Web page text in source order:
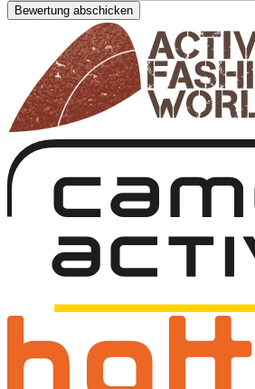
Bewertung abschicken